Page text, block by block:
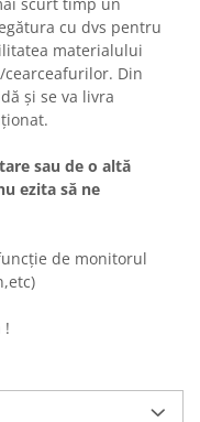
cu dvs pentru
materialului
Din
și se va livra
sau de o altă
ezita să ne
de monitorul
!